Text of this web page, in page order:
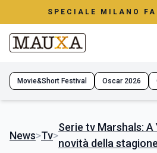
SPECIALE MILANO
Movie&Short Festival Oscar 2026
News>Tv>
Serie tv Marshals:
novità della